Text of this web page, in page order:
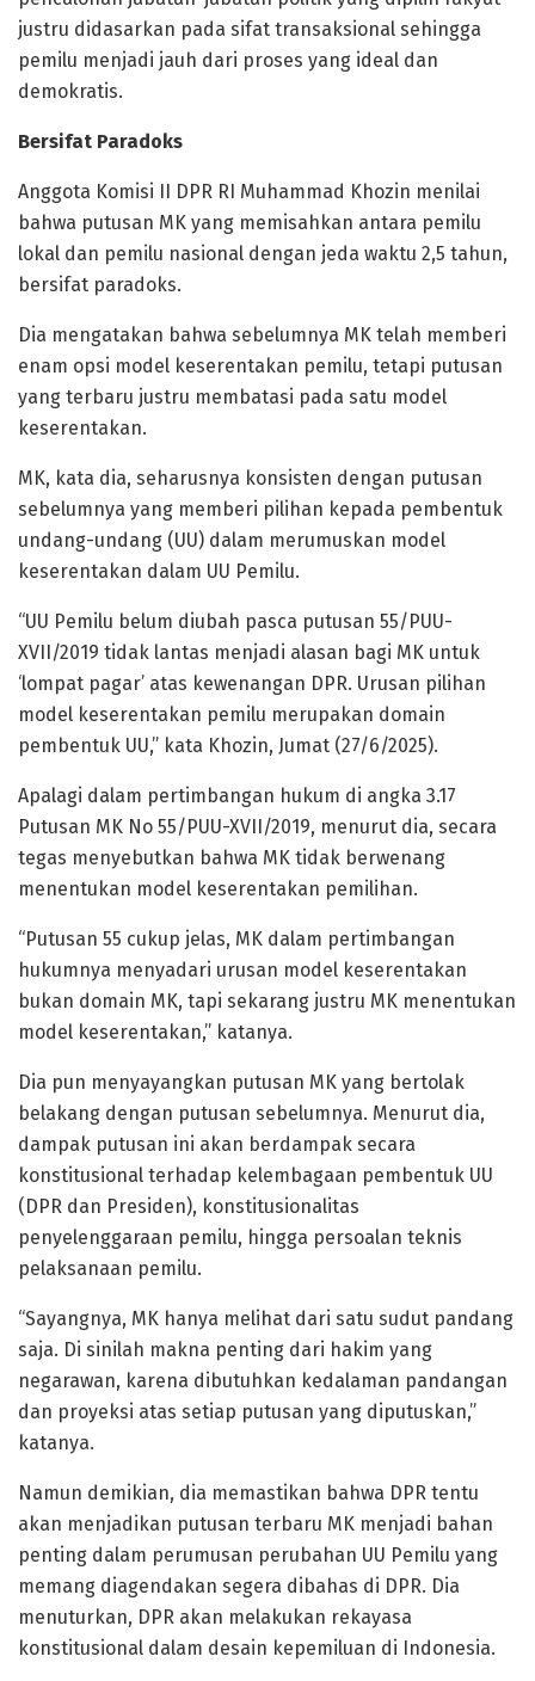
justru didasarkan pada sifat transaksional sehingga
pemilu menjadi jauh dari proses yang ideal dan
demokratis.
Bersifat Paradoks
Anggota Komisi II DPR RI Muhammad Khozin menilai
bahwa putusan MK yang memisahkan antara pemilu
lokal dan pemilu nasional dengan jeda waktu 2,5 tahun,
bersifat paradoks.
Dia mengatakan bahwa sebelumnya MK telah memberi
enam opsi model keserentakan pemilu, tetapi putusan
yang terbaru justru membatasi pada satu model
keserentakan.
MK, kata dia, seharusnya konsisten dengan putusan
sebelumnya yang memberi pilihan kepada pembentuk
undang-undang (UU) dalam merumuskan model
keserentakan dalam UU Pemilu.
“UU Pemilu belum diubah pasca putusan 55/PUU-
XVII/2019 tidak lantas menjadi alasan bagi MK untuk
‘lompat pagar’ atas kewenangan DPR. Urusan pilihan
model keserentakan pemilu merupakan domain
pembentuk UU,” kata Khozin, Jumat (27/6/2025).
Apalagi dalam pertimbangan hukum di angka 3.17
Putusan MK No 55/PUU-XVII/2019, menurut dia, secara
tegas menyebutkan bahwa MK tidak berwenang
menentukan model keserentakan pemilihan.
“Putusan 55 cukup jelas, MK dalam pertimbangan
hukumnya menyadari urusan model keserentakan
bukan domain MK, tapi sekarang justru MK menentukan
model keserentakan,” katanya.
Dia pun menyayangkan putusan MK yang bertolak
belakang dengan putusan sebelumnya. Menurut dia,
dampak putusan ini akan berdampak secara
konstitusional terhadap kelembagaan pembentuk UU
(DPR dan Presiden), konstitusionalitas
penyelenggaraan pemilu, hingga persoalan teknis
pelaksanaan pemilu.
“Sayangnya, MK hanya melihat dari satu sudut pandang
saja. Di sinilah makna penting dari hakim yang
negarawan, karena dibutuhkan kedalaman pandangan
dan proyeksi atas setiap putusan yang diputuskan,”
katanya.
Namun demikian, dia memastikan bahwa DPR tentu
akan menjadikan putusan terbaru MK menjadi bahan
penting dalam perumusan perubahan UU Pemilu yang
memang diagendakan segera dibahas di DPR. Dia
menuturkan, DPR akan melakukan rekayasa
konstitusional dalam desain kepemiluan di Indonesia.